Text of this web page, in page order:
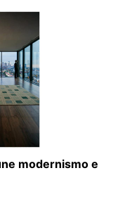
modernismo e